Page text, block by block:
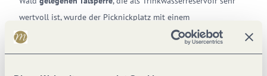
wertvoll ist, wurde der Picknickplatz mit einem
Wassertretbecken und einem kurzen Barfußweg ausgestattet –